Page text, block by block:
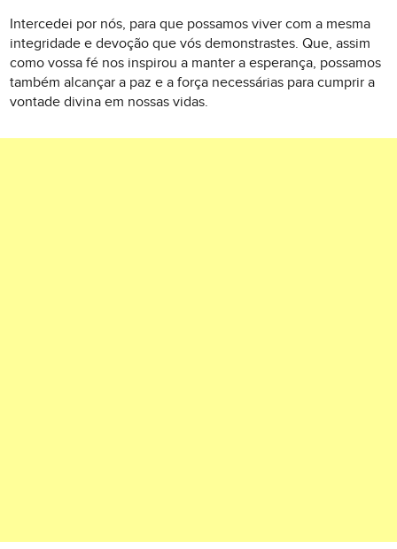
Intercedei por nós, para que possamos viver com a mesma
integridade e devoção que vós demonstrastes. Que, assim
como vossa fé nos inspirou a manter a esperança, possamos
também alcançar a paz e a força necessárias para cumprir a
vontade divina em nossas vidas.